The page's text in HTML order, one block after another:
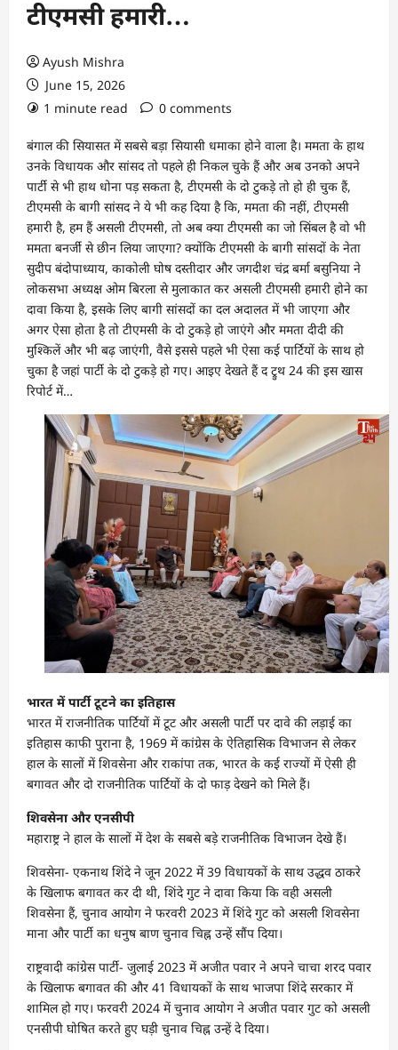
टीएमसी हमारी…
Ayush Mishra
June 15, 2026
1 minute read
0 comments
बंगाल की सियासत में सबसे बड़ा सियासी धमाका होने वाला है। ममता के हाथ
उनके विधायक और सांसद तो पहले ही निकल चुके हैं और अब उनको अपने
पार्टी से भी हाथ धोना पड़ सकता है, टीएमसी के दो टुकड़े तो हो ही चुक हैं,
टीएमसी के बागी सांसद ने ये भी कह दिया है कि, ममता की नहीं, टीएमसी
हमारी है, हम हैं असली टीएमसी, तो अब क्या टीएमसी का जो सिंबल है वो भी
ममता बनर्जी से छीन लिया जाएगा? क्योंकि टीएमसी के बागी सांसदों के नेता
सुदीप बंदोपाध्याय, काकोली घोष दस्तीदार और जगदीश चंद्र बर्मा बसुनिया ने
लोकसभा अध्यक्ष ओम बिरला से मुलाकात कर असली टीएमसी हमारी होने का
दावा किया है, इसके लिए बागी सांसदों का दल अदालत में भी जाएगा और
अगर ऐसा होता है तो टीएमसी के दो टुकड़े हो जाएंगे और ममता दीदी की
मुश्किलें और भी बढ़ जाएंगी, वैसे इससे पहले भी ऐसा कई पार्टियों के साथ हो
चुका है जहां पार्टी के दो टुकड़े हो गए। आइए देखते हैं द ट्रुथ 24 की इस खास
रिपोर्ट में…
भारत में पार्टी टूटने का इतिहास
भारत में राजनीतिक पार्टियों में टूट और असली पार्टी पर दावे की लड़ाई का
इतिहास काफी पुराना है, 1969 में कांग्रेस के ऐतिहासिक विभाजन से लेकर
हाल के सालों में शिवसेना और राकांपा तक, भारत के कई राज्यों में ऐसी ही
बगावत और दो राजनीतिक पार्टियों के दो फाड़ देखने को मिले हैं।
शिवसेना और एनसीपी
महाराष्ट्र ने हाल के सालों में देश के सबसे बड़े राजनीतिक विभाजन देखे हैं।
शिवसेना- एकनाथ शिंदे ने जून 2022 में 39 विधायकों के साथ उद्धव ठाकरे
के खिलाफ बगावत कर दी थी, शिंदे गुट ने दावा किया कि वही असली
शिवसेना हैं, चुनाव आयोग ने फरवरी 2023 में शिंदे गुट को असली शिवसेना
माना और पार्टी का धनुष बाण चुनाव चिह्न उन्हें सौंप दिया।
राष्ट्रवादी कांग्रेस पार्टी- जुलाई 2023 में अजीत पवार ने अपने चाचा शरद पवार
के खिलाफ बगावत की और 41 विधायकों के साथ भाजपा शिंदे सरकार में
शामिल हो गए। फरवरी 2024 में चुनाव आयोग ने अजीत पवार गुट को असली
एनसीपी घोषित करते हुए घड़ी चुनाव चिह्न उन्हें दे दिया।